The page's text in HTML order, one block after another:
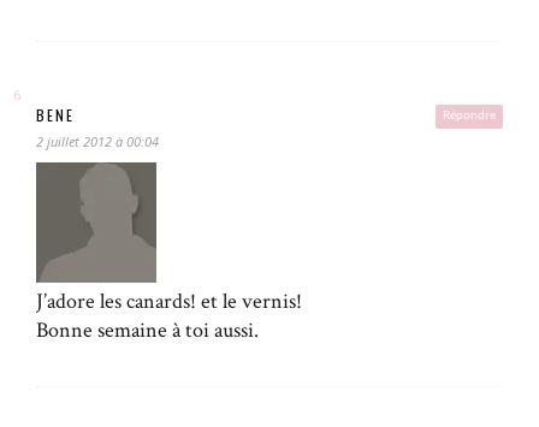
Répondre
BENE
2 juillet 2012 à 00:04
J’adore les canards! et le vernis!
Bonne semaine à toi aussi.